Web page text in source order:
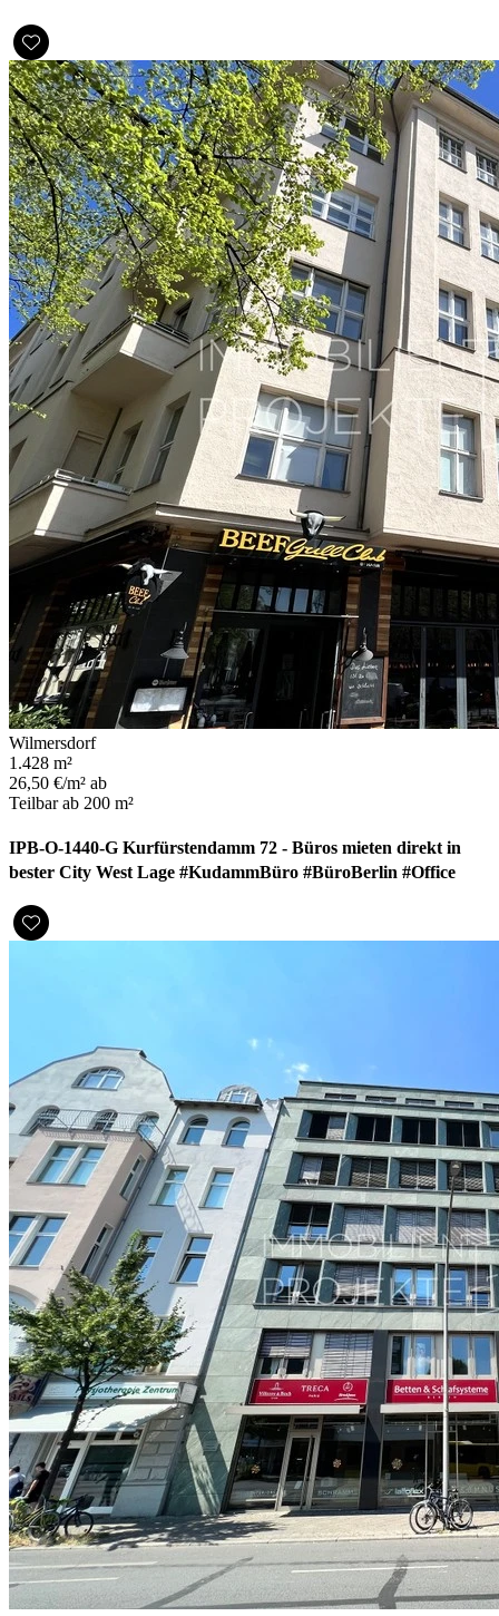
Wilmersdorf
1.428 m²
26,50 €/m² ab
Teilbar ab 200 m²
IPB-O-1440-G Kurfürstendamm 72 - Büros mieten direkt in
bester City West Lage #KudammBüro #BüroBerlin #Office